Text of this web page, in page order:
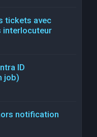
tickets avec
interlocuteur
ID
job)
notification